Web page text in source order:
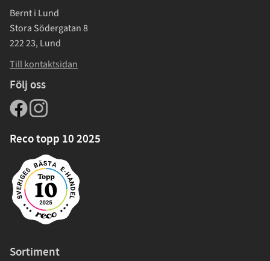
Bernt i Lund
Stora Södergatan 8
222 23, Lund
Till kontaktsidan
Följ oss
Reco topp 10 2025
Sortiment